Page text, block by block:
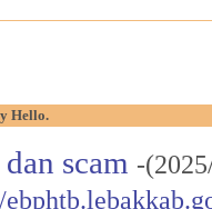
Hello.
scam -